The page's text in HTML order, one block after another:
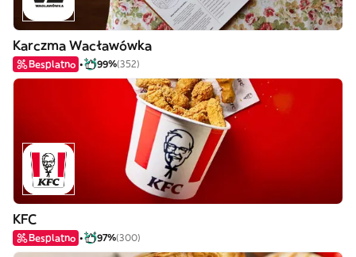
Karczma Wacławówka
Besplatno 99%(352)
KFC
Besplatno 97%(300)